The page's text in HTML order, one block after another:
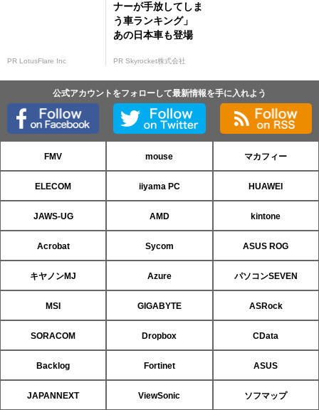
PR LotusFlare Inc
ナーが手放してしま
う車ランキング」
あの日本車も登場
PR Skyrocket株式会社
公式アカウントをフォローして最新情報を手に入れよう
FMV mouse マカフィー
ELECOM iiyama PC HUAWEI
JAWS-UG AMD kintone
Acrobat Sycom ASUS ROG
キヤノンMJ Azure パソコンSEVEN
MSI GIGABYTE ASRock
SORACOM Dropbox CData
Backlog Fortinet ASUS
JAPANNEXT ViewSonic ソフマップ